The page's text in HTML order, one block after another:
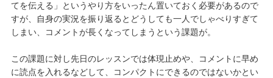
てを伝える」というやり方をいったん置いておく必要があるので
すが、自身の実況を振り返るとどうしても一人でしゃべりすぎて
しまい、コメントが長くなってしまうという課題が。
この課題に対し先日のレッスンでは体現止めや、コメントに早め
に読点を入れるなどして、コンパクトにできるのではないかとい